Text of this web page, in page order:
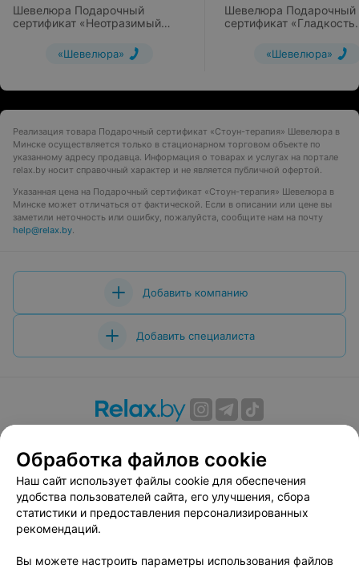
Шевелюра Подарочный
сертификат «Неотразимый
«Шевелюра»
Шевелюра Подарочный
сертификат «Гладкость
«Шевелюра»
Реализация товара Подарочный сертификат «Стоун-терапия» Шевелюра в
Минске осуществляется только в стационарном торговом объекте по
указанному адресу продавца. Информация о товарах и услугах на портале
relax.by носит справочный характер и не является публичной офертой.
Указанная цена на Подарочный сертификат «Стоун-терапия» Шевелюра в
Минске может отличаться от фактической. Если в описании или цене вы
заметили неточность или ошибку, пожалуйста, сообщите нам на почту
help@relax.by.
Добавить компанию
Добавить специалиста
Вакансии
Публичный договор
Способы оплаты
Публичный договор по использованию сервиса
«Афиша»
Пользовательское соглашение
Связаться по вопросам сотрудничества
Обработка файлов cookie
Наш сайт использует файлы cookie для обеспечения
удобства пользователей сайта, его улучшения, сбора
статистики и предоставления персонализированных
рекомендаций.
Вы можете настроить параметры использования файлов